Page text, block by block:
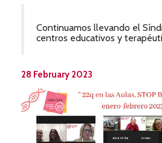
Continuamos llevando el
centros educativos y
28 February 2023